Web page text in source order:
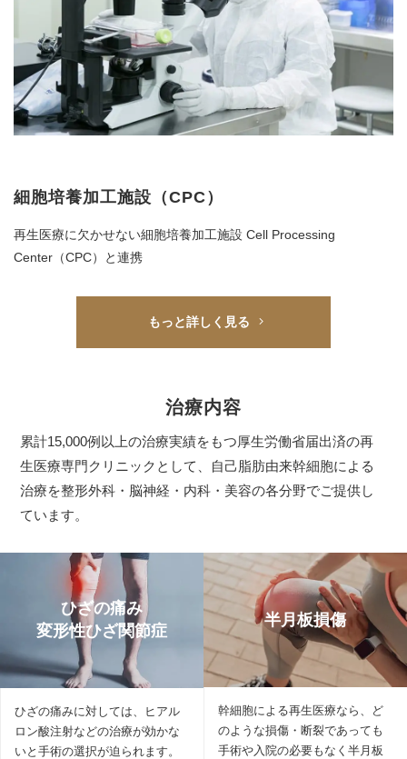
細胞培養加工施設（CPC）
再生医療に欠かせない細胞培養加工施設 Cell Processing
Center （CPC）と連携
もっと詳しく見る
治療内容
累計15,000例以上の治療実績をもつ厚生労働省届出済の再
生医療専門クリニックとして、自己脂肪由来幹細胞による
治療を整形外科・脳神経・内科・美容の各分野でご提供し
ています。
ひざの痛み
変形性ひざ関節症
ひざの痛みに対しては、ヒアル
ロン酸注射などの治療が効かな
いと手術の選択が迫られます。
半月板損傷
幹細胞による再生医療なら、ど
のような損傷・断裂であっても
手術や入院の必要もなく半月板